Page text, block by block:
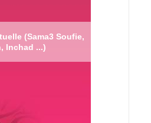
(Sama3 Soufie,
Inchad ...)